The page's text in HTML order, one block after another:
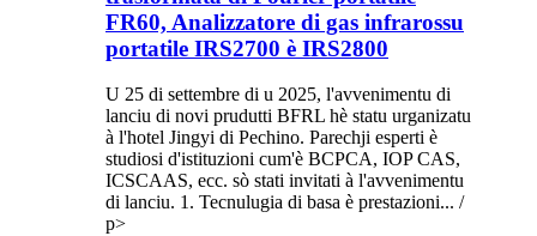
FR60, Analizzatore di gas infrarossu
portatile IRS2700 è IRS2800
U 25 di settembre di u 2025, l'avvenimentu di
lanciu di novi prudutti BFRL hè statu urganizatu
à l'hotel Jingyi di Pechino. Parechji esperti è
studiosi d'istituzioni cum'è BCPCA, IOP CAS,
ICSCAAS, ecc. sò stati invitati à l'avvenimentu
di lanciu. 1. Tecnulugia di basa è prestazioni... /
p>